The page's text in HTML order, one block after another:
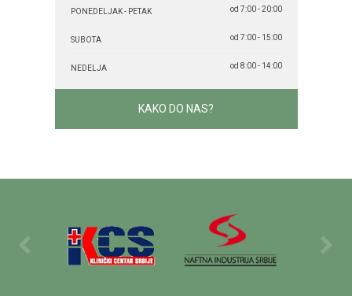
PONEDELJAK - PETAK od 7:00 - 20:00
SUBOTA od 7:00 - 15:00
NEDELJA od 8:00 - 14:00
KAKO DO NAS?